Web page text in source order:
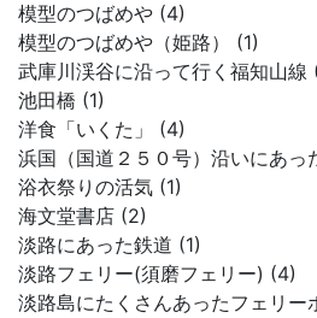
模型のつばめや (4)
模型のつばめや（姫路） (1)
武庫川渓谷に沿って行く福知山線
池田橋 (1)
洋食「いくた」 (4)
浜国（国道２５０号）沿いにあっ
浴衣祭りの活気 (1)
海文堂書店 (2)
淡路にあった鉄道 (1)
淡路フェリー(須磨フェリー) (4)
淡路島にたくさんあったフェリー